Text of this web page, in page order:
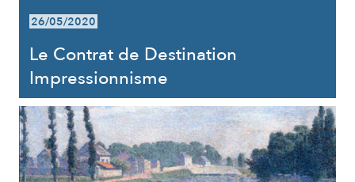
26/05/2020
Le Contrat de Destination
Impressionnisme